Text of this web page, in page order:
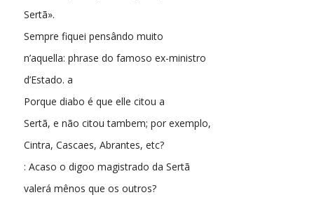
Sertã».
Sempre fiquei pensândo muito
n’aquella: phrase do famoso ex-ministro
d’Estado. a
Porque diabo é que elle citou a
Sertã, e não citou tambem; por exemplo,
Cintra, Cascaes, Abrantes, etc?
: Acaso o digoo magistrado da Sertã
valerá mênos que os outros?